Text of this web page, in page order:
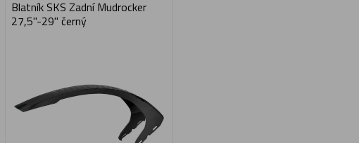
Blatník SKS Zadní Mudrocker
27,5"-29" černý